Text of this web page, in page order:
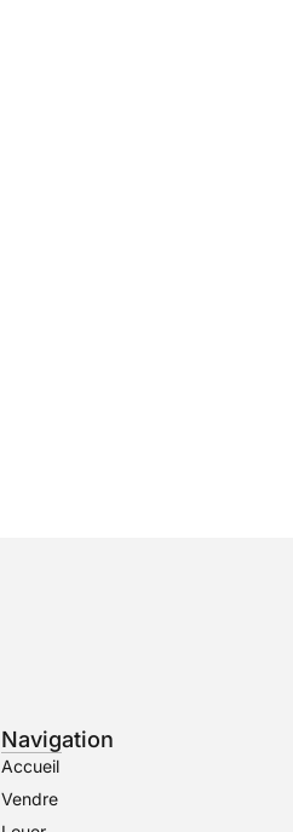
Navigation
Accueil
Vendre